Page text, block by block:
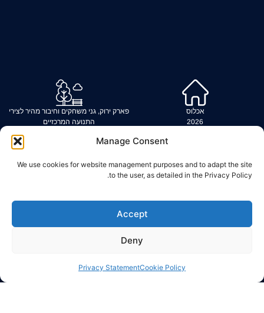
Manage Consent
We use cookies for website management purposes and to adapt the site
to the user, as detailed in the Privacy Policy.
Accept
Deny
Cookie Policy
Privacy Statement
אכלוס
2026
פארק ירוק, גני משחקים וחיבור מהיר לצירי
התנועה המרכזיים
השירותים הקהילתיים
לגור בשכונה מבוקשת ומתפתחת: בתי קפה,
הנני מאשר/ת קבלת דברי פרסום על פרויקטים ומבצעים בעתיד